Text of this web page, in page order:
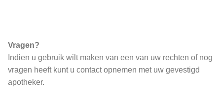
Vragen?
Indien u gebruik wilt maken van een van uw rechten of nog
vragen heeft kunt u contact opnemen met uw gevestigd
apotheker.